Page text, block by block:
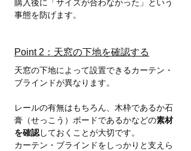
購入後に「サイズが合わなかった」という
事態を防げます。
Point 2：天窓の下地を確認する
天窓の下地によって設置できるカーテン・
ブラインドが異なります。
レールの有無はもちろん、木枠であるか石
膏（せっこう）ボードであるかなどの素材
を確認しておくことが大切です。
カーテン・ブラインドをしっかりと支えら